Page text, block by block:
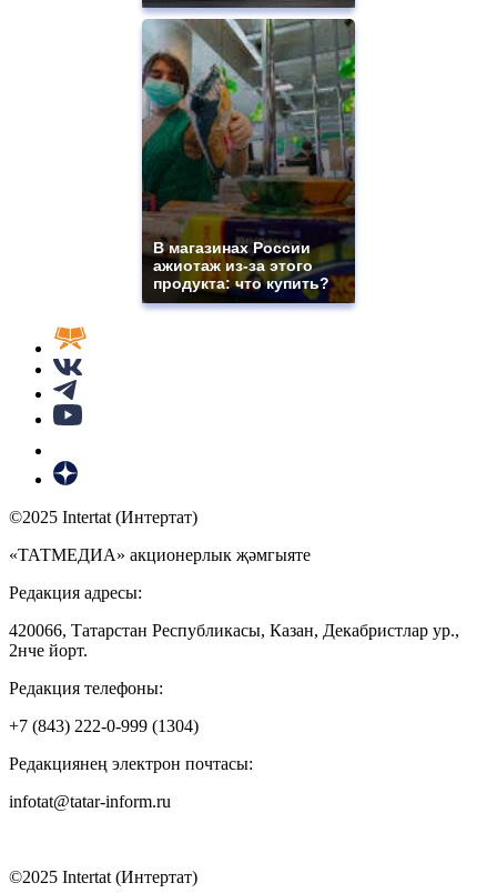
В магазинах России
ажиотаж из-за этого
продукта: что купить?
©2025 Intertat (Интертат)
«ТАТМЕДИА» акционерлык җәмгыяте
Редакция адресы:
420066, Татарстан Республикасы, Казан, Декабристлар ур.,
2нче йорт.
Редакция телефоны:
+7 (843) 222-0-999 (1304)
Редакциянең электрон почтасы:
infotat@tatar-inform.ru
©2025 Intertat (Интертат)